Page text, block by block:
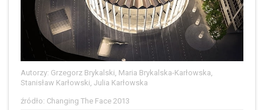
Autorzy: Grzegorz Brykalski, Maria Brykalska-Karłowska,
Stanisław Karłowski, Julia Karłowska
źródło: Changing The Face 2013